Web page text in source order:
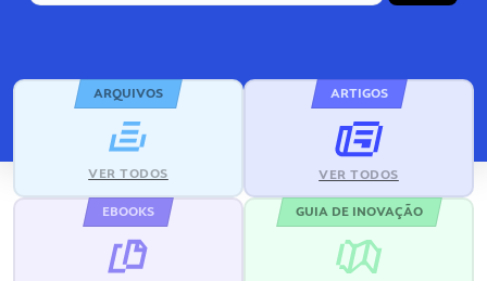
ARQUIVOS
VER TODOS
ARTIGOS
VER TODOS
EBOOKS GUIA DE INOVAÇÃO